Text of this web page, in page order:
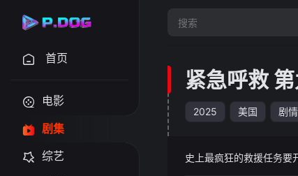
首页
电影
剧集
综艺
紧急呼救
2025 美国 剧情
史上最疯狂的救援任务要